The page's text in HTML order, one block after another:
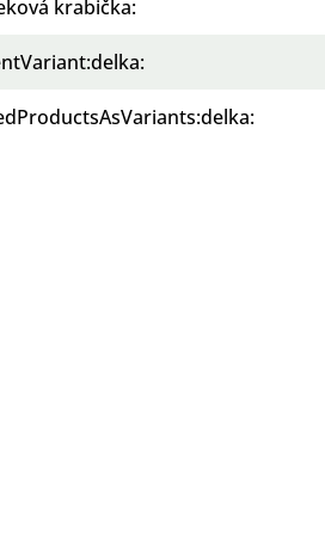
krabička:
:
: